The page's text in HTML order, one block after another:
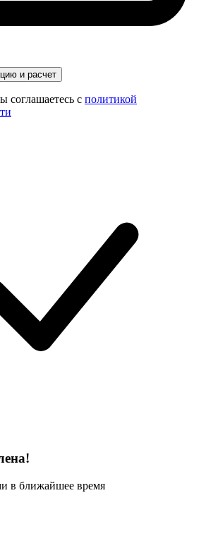
и расчет
соглашаетесь с политикой
в ближайшее время